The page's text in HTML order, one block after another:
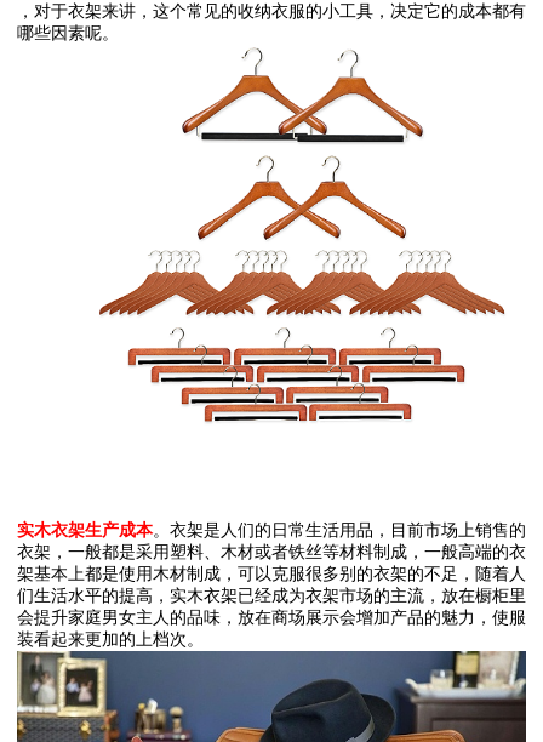
，对于衣架来讲，这个常见的收纳衣服的小工具，决定它的成本都有
哪些因素呢。
实木衣架生产成本。衣架是人们的日常生活用品，目前市场上销售的
衣架，一般都是采用塑料、木材或者铁丝等材料制成，一般高端的衣
架基本上都是使用木材制成，可以克服很多别的衣架的不足，随着人
们生活水平的提高，实木衣架已经成为衣架市场的主流，放在橱柜里
会提升家庭男女主人的品味，放在商场展示会增加产品的魅力，使服
装看起来更加的上档次。